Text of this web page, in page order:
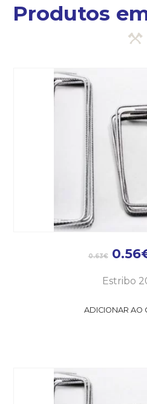
Produtos
0.63€ 0.56
Estribo
ADICIONAR AO